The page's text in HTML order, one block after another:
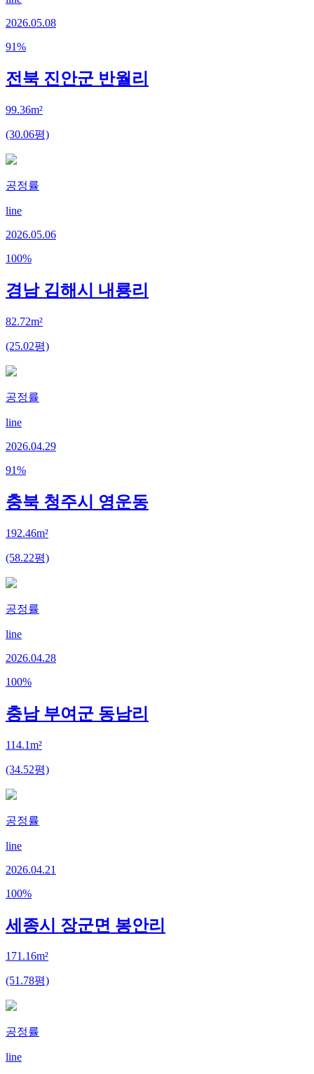
2026.05.08
91%
전북 진안군 반월리
99.36m²
(30.06평)
공정률
line
2026.05.06
100%
경남 김해시 내룡리
82.72m²
(25.02평)
공정률
line
2026.04.29
91%
충북 청주시 영운동
192.46m²
(58.22평)
공정률
line
2026.04.28
100%
충남 부여군 동남리
114.1m²
(34.52평)
공정률
line
2026.04.21
100%
세종시 장군면 봉안리
171.16m²
(51.78평)
공정률
line